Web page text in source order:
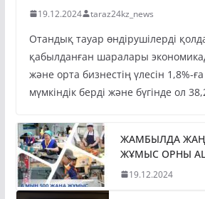
19.12.2024 taraz24kz_news
Отандық тауар өндірушілерді
қабылданған шаралары
және орта бизнестің үлесін 1,8%-ға
мүмкіндік берді және бүгінде ол
ЖАМБЫЛДА
ЖҰМЫС ОРНЫ
19.12.2024